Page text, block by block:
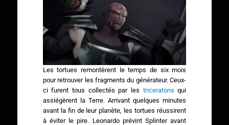
Les tortues remontèrent le temps de six mois
pour retrouver les fragments du générateur. Ceux-
ci furent tous collectés par les triceratons qui
assiégèrent la Terre. Arrivant quelques minutes
avant la fin de leur planète, les tortues réussirent
à éviter le pire. Leonardo prévint Splinter avant